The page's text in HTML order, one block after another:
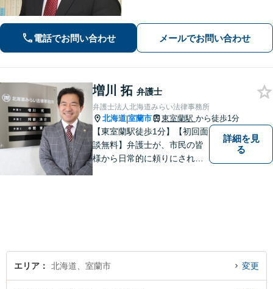
ご家族の安全と安心を守りつつ、将来
を見据えた解決をご提案【完全個室で
電話でお問い合わせ メールでお問い合わせ
増川 拓 弁護士
弁護士法人北海道みらい法律事務所
北海道|室蘭市 東室蘭駅 から徒歩1分
【東室蘭駅徒歩1分】【初回面
談無料】弁護士が、市民の皆
様から日常的に頼りにされる
詳細を見
る
エリア 北海道、室蘭市 変更